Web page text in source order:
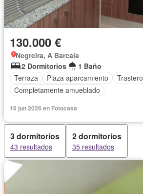
130.000 €
Negreira, A Barcala
2 Dormitorios
1 Baño
Terraza
Plaza aparcamiento
Trastero
Completamente amueblado
16 jun 2026 en Fotocasa
3 dormitorios
43 resultados
2 dormitorios
35 resultados